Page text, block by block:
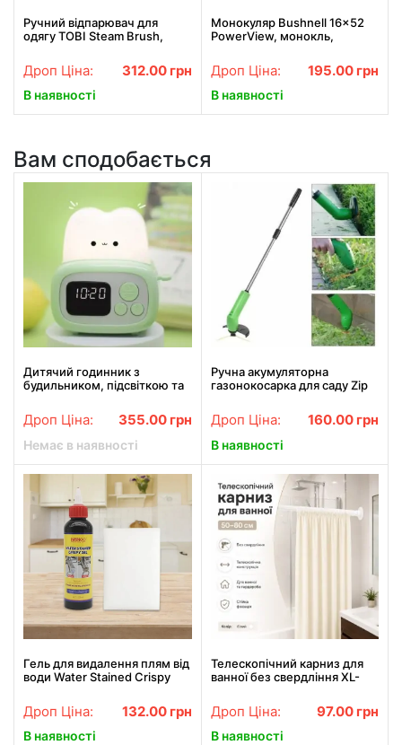
Ручний відпарювач для
одягу TOBI Steam Brush,
праска
Дроп Ціна: 312.00 грн
В наявності
Монокуляр Bushnell 16x52
PowerView, монокль,
чохлом
Дроп Ціна: 195.00 грн
В наявності
Вам сподобається
Дитячий годинник з
будильником, підсвіткою та
Електронний годинник
будильник / Настільний
годинник Зелений
Дроп Ціна: 355.00 грн
Немає в наявності
Ручна акумуляторна
газонокосарка для саду Zip
Дроп Ціна: 160.00 грн
В наявності
Гель для видалення плям від
води Water Stained Crispy
Дроп Ціна: 132.00 грн
В наявності
Телескопічний карниз для
ванної без свердління XL-
розпірна труба для штор і
гардероба
Дроп Ціна: 97.00 грн
В наявності